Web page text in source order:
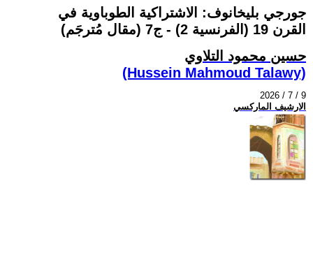
جورجي بليخانوف: الاشتراكية الطوباوية في
القرن 19 (الفرنسية 2) - ج7 (مقال مُترجَم)
حسين محمود التلاوي
(Hussein Mahmoud Talawy)
2026 / 7 / 9
الارشيف الماركسي